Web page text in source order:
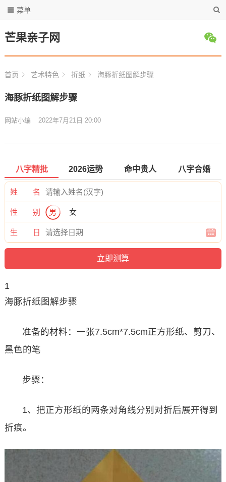
芒果亲子网
菜单
首页 艺术特色 折纸 海豚折纸图解步骤
海豚折纸图解步骤
网站小编 2022年7月21日 20:00
八字精批 2026运势 命中贵人 八字合婚
姓 名
性 别 男 女
生 日
1
海豚折纸图解步骤
准备的材料：一张7.5cm*7.5cm正方形纸、剪刀、
黑色的笔
步骤：
1、把正方形纸的两条对角线分别对折后展开得到
折痕。